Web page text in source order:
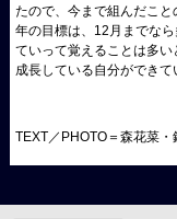
たので、今まで組んだこ
年の目標は、12月までな
ていって覚えることは多
成長している自分ができて
TEXT／PHOTO＝森花菜